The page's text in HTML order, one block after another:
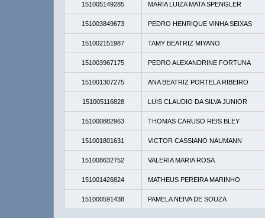
151005149285 MARIA LUIZA MATA SPENGLER
151003849673 PEDRO HENRIQUE VINHA SEIXAS
151002151987 TAMY BEATRIZ MIYANO
151003967175 PEDRO ALEXANDRINE FORTUNA
151001307275 ANA BEATRIZ PORTELA RIBEIRO
151005116828 LUIS CLAUDIO DA SILVA JUNIOR
151000882963 THOMAS CARUSO REIS BLEY
151001801631 VICTOR CASSIANO NAUMANN
151008632752 VALERIA MARIA ROSA
151001426824 MATHEUS PEREIRA MARINHO
151000591438 PAMELA NEIVA DE SOUZA